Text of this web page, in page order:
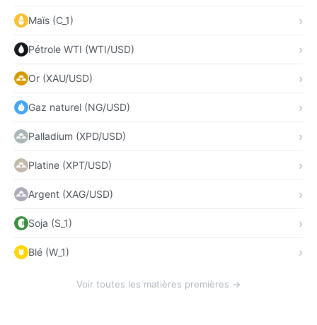
Maïs (C_1)
Pétrole WTI (WTI/USD)
Or (XAU/USD)
Gaz naturel (NG/USD)
Palladium (XPD/USD)
Platine (XPT/USD)
Argent (XAG/USD)
Soja (S_1)
Blé (W_1)
Voir toutes les matières premières →